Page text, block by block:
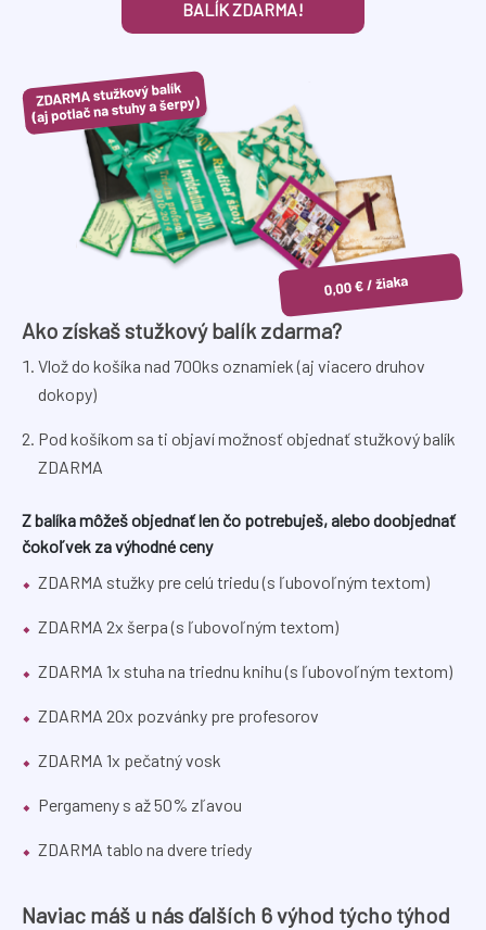
BALÍK ZDARMA!
Ako získaš stužkový balík zdarma?
Vlož do košíka nad 700ks oznamiek (aj viacero druhov
dokopy)
Pod košíkom sa ti objaví možnosť objednať stužkový balík
ZDARMA
Z balíka môžeš objednať len čo potrebuješ, alebo doobjednať
čokoľvek za výhodné ceny
ZDARMA stužky pre celú triedu (s ľubovoľným textom)
ZDARMA 2x šerpa (s ľubovoľným textom)
ZDARMA 1x stuha na triednu knihu (s ľubovoľným textom)
ZDARMA 20x pozvánky pre profesorov
ZDARMA 1x pečatný vosk
Pergameny s až 50% zľavou
ZDARMA tablo na dvere triedy
Naviac máš u nás ďalších 6 výhod týcho týhod